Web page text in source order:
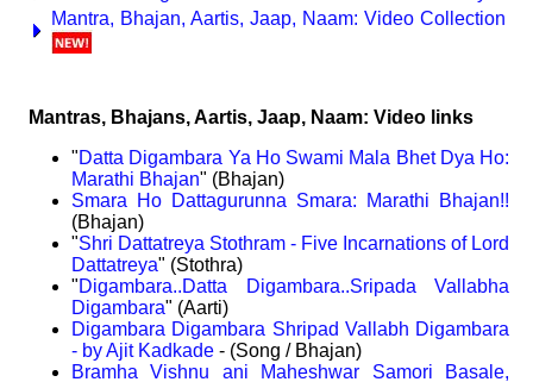
Mantra, Bhajan, Aartis, Jaap, Naam: Video Collection
Mantras, Bhajans, Aartis, Jaap, Naam: Video links
"Datta Digambara Ya Ho Swami Mala Bhet Dya Ho:
Marathi Bhajan" (Bhajan)
Smara Ho Dattagurunna Smara: Marathi Bhajan!!
(Bhajan)
"Shri Dattatreya Stothram - Five Incarnations of Lord
Dattatreya" (Stothra)
"Digambara..Datta Digambara..Sripada Vallabha
Digambara" (Aarti)
Digambara Digambara Shripad Vallabh Digambara
- by Ajit Kadkade - (Song / Bhajan)
Bramha Vishnu ani Maheshwar Samori Basale,